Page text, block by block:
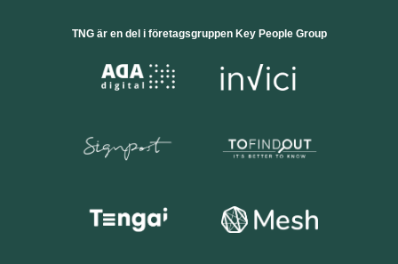
TNG är en del i företagsgruppen Key People Group